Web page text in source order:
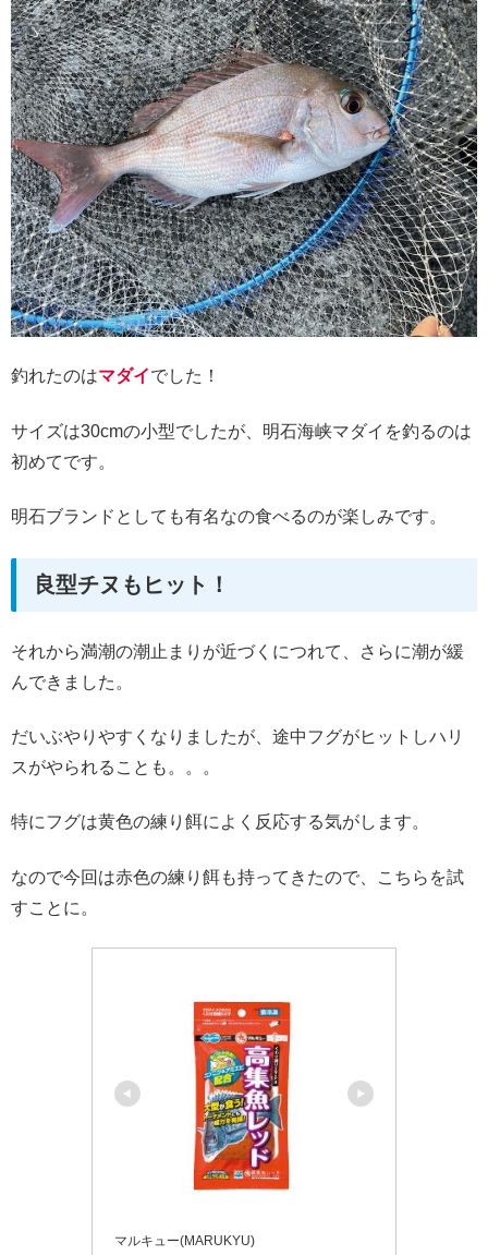
釣れたのはマダイでした！
サイズは30cmの小型でしたが、明石海峡マダイを釣るのは
初めてです。
明石ブランドとしても有名なの食べるのが楽しみです。
良型チヌもヒット！
それから満潮の潮止まりが近づくにつれて、さらに潮が緩
んできました。
だいぶやりやすくなりましたが、途中フグがヒットしハリ
スがやられることも。。。
特にフグは黄色の練り餌によく反応する気がします。
なので今回は赤色の練り餌も持ってきたので、こちらを試
すことに。
マルキュー(MARUKYU)